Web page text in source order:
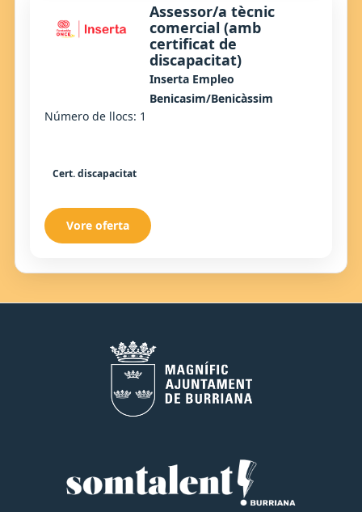
Assessor/a tècnic
comercial (amb
certificat de
discapacitat)
Inserta Empleo
Benicasim/Benicàssim
Número de llocs: 1
Cert. discapacitat
Vore oferta